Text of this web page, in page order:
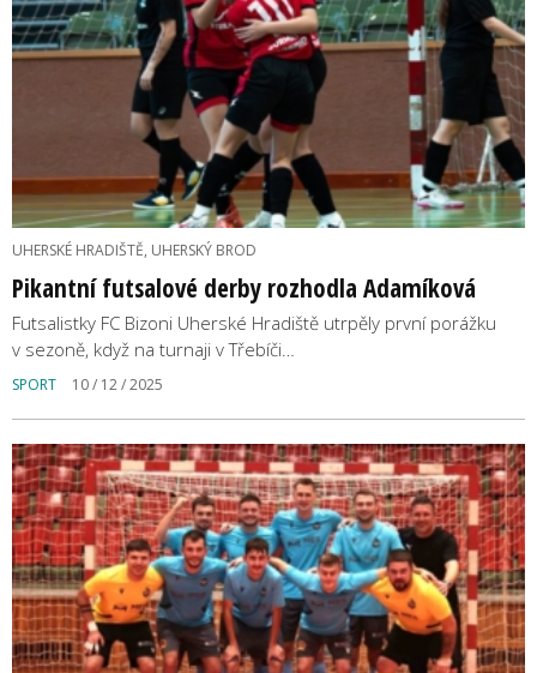
UHERSKÉ HRADIŠTĚ, UHERSKÝ BROD
Pikantní futsalové derby rozhodla Adamíková
Futsalistky FC Bizoni Uherské Hradiště utrpěly první porážku
v sezoně, když na turnaji v Třebíči…
SPORT 10 / 12 / 2025